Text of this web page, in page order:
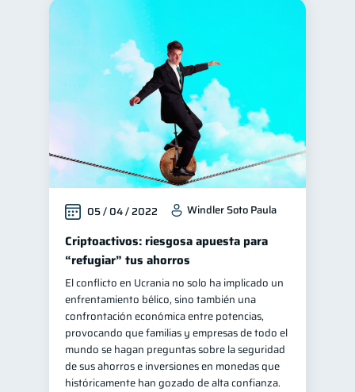
05 / 04 / 2022 Windler Soto Paula
Criptoactivos: riesgosa apuesta para
“refugiar” tus ahorros
El conflicto en Ucrania no solo ha implicado un
enfrentamiento bélico, sino también una
confrontación económica entre potencias,
provocando que familias y empresas de todo el
mundo se hagan preguntas sobre la seguridad
de sus ahorros e inversiones en monedas que
históricamente han gozado de alta confianza.